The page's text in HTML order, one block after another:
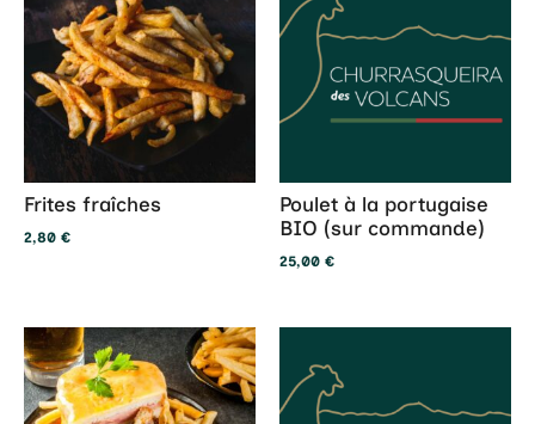
Frites fraîches
2,80 €
Poulet à la portugaise
BIO (sur commande)
25,00 €